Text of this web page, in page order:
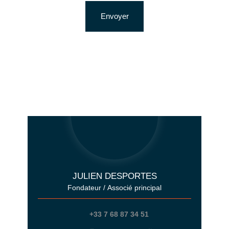
Envoyer
JULIEN DESPORTES
Fondateur / Associé principal
+33 7 68 87 34 51